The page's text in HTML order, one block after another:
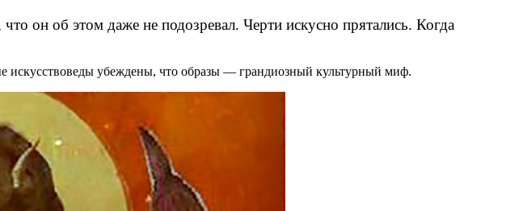
он об этом даже не подозревал. Черти искусно прятались. Когда
искусствоведы убеждены, что образы — грандиозный культурный миф.